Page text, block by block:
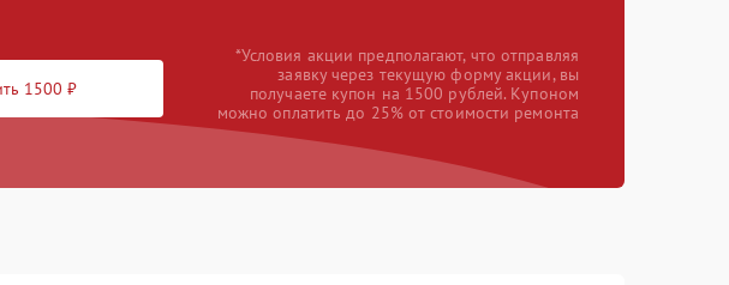
1500 ₽
*Условия акции предполагают, что отправляя
заявку через текущую форму акции, вы
получаете купон на 1500 рублей. Купоном
можно оплатить до 25% от стоимости ремонта